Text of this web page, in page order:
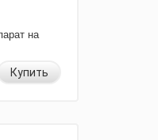
на
Купить